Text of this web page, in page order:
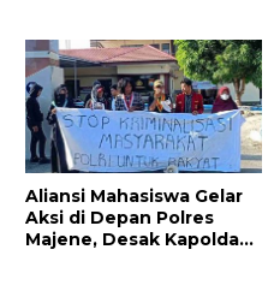
Aliansi Mahasiswa Gelar
Aksi di Depan Polres
Majene, Desak Kapolda